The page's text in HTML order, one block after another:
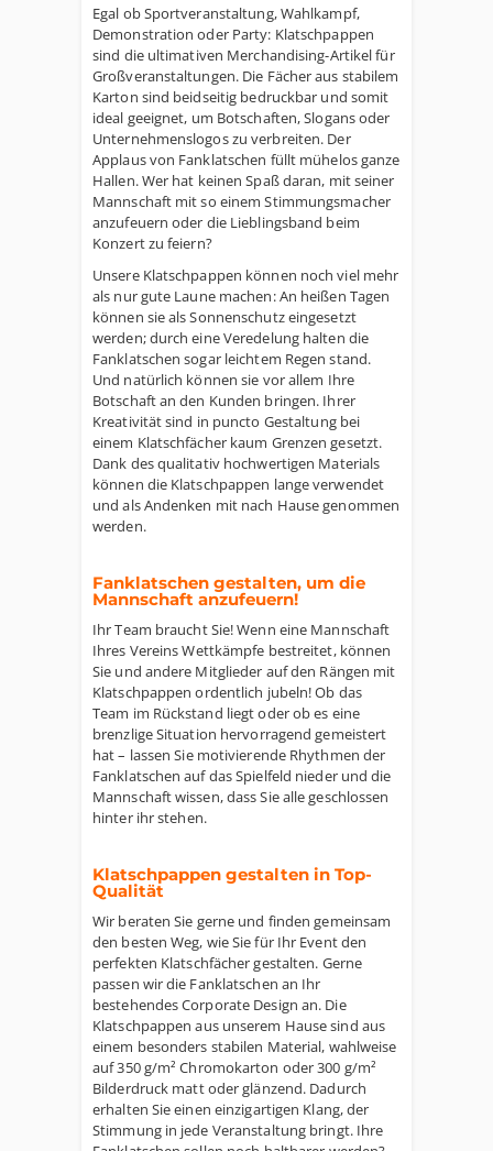
Egal ob Sportveranstaltung, Wahlkampf,
Demonstration oder Party: Klatschpappen
sind die ultimativen Merchandising-Artikel für
Großveranstaltungen. Die Fächer aus stabilem
Karton sind beidseitig bedruckbar und somit
ideal geeignet, um Botschaften, Slogans oder
Unternehmenslogos zu verbreiten. Der
Applaus von Fanklatschen füllt mühelos ganze
Hallen. Wer hat keinen Spaß daran, mit seiner
Mannschaft mit so einem Stimmungsmacher
anzufeuern oder die Lieblingsband beim
Konzert zu feiern?
Unsere Klatschpappen können noch viel mehr
als nur gute Laune machen: An heißen Tagen
können sie als Sonnenschutz eingesetzt
werden; durch eine Veredelung halten die
Fanklatschen sogar leichtem Regen stand.
Und natürlich können sie vor allem Ihre
Botschaft an den Kunden bringen. Ihrer
Kreativität sind in puncto Gestaltung bei
einem Klatschfächer kaum Grenzen gesetzt.
Dank des qualitativ hochwertigen Materials
können die Klatschpappen lange verwendet
und als Andenken mit nach Hause genommen
werden.
Fanklatschen gestalten, um die
Mannschaft anzufeuern!
Ihr Team braucht Sie! Wenn eine Mannschaft
Ihres Vereins Wettkämpfe bestreitet, können
Sie und andere Mitglieder auf den Rängen mit
Klatschpappen ordentlich jubeln! Ob das
Team im Rückstand liegt oder ob es eine
brenzlige Situation hervorragend gemeistert
hat – lassen Sie motivierende Rhythmen der
Fanklatschen auf das Spielfeld nieder und die
Mannschaft wissen, dass Sie alle geschlossen
hinter ihr stehen.
Klatschpappen gestalten in Top-
Qualität
Wir beraten Sie gerne und finden gemeinsam
den besten Weg, wie Sie für Ihr Event den
perfekten Klatschfächer gestalten. Gerne
passen wir die Fanklatschen an Ihr
bestehendes Corporate Design an. Die
Klatschpappen aus unserem Hause sind aus
einem besonders stabilen Material, wahlweise
auf 350 g/m² Chromokarton oder 300 g/m²
Bilderdruck matt oder glänzend. Dadurch
erhalten Sie einen einzigartigen Klang, der
Stimmung in jede Veranstaltung bringt. Ihre